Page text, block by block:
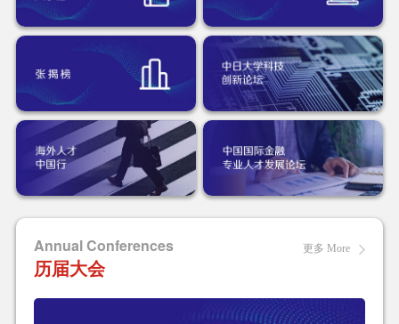
Annual Conferences
历届大会
更多 More